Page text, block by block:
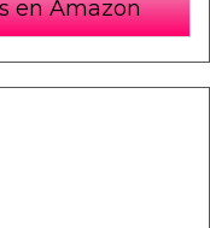
en Amazon